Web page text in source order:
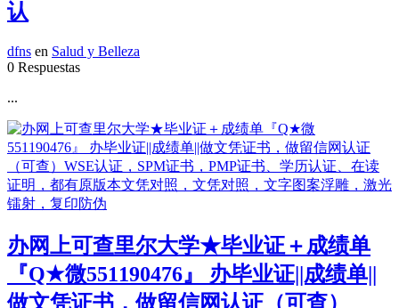
认
dfns en Salud y Belleza
0 Respuestas
...
办网上可查里尔大学★毕业证＋成绩单
『Q★微551190476』 办毕业证||成绩单||
做文凭证书，做留信网认证（可查）